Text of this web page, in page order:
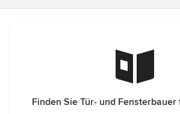
Finden Sie Tür- und